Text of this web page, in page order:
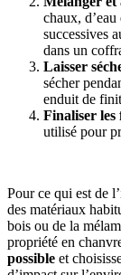
chaux,
successives
dans un
Laisser
sécher
enduit de
Finaliser les
utilisé pour
Pour ce qui est de
des matériaux
bois ou de la
propriété en
possible et